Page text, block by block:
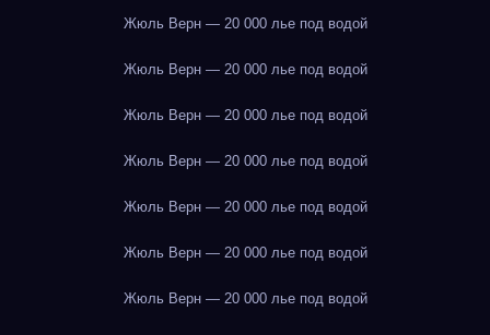
Жюль Верн — 20 000 лье под водой
Жюль Верн — 20 000 лье под водой
Жюль Верн — 20 000 лье под водой
Жюль Верн — 20 000 лье под водой
Жюль Верн — 20 000 лье под водой
Жюль Верн — 20 000 лье под водой
Жюль Верн — 20 000 лье под водой